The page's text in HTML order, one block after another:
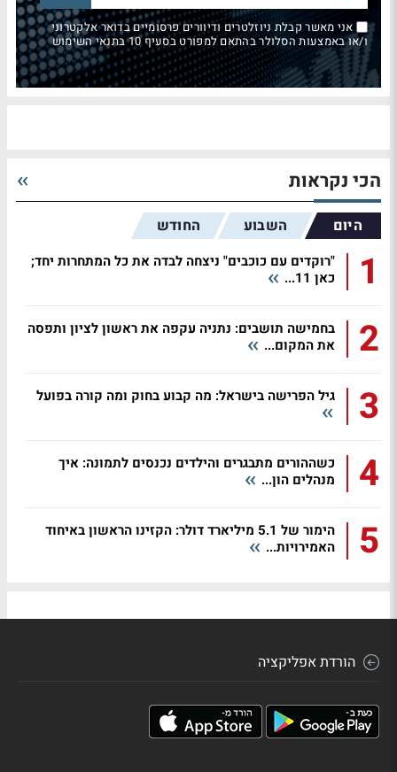
אני מאשר קבלת ניוזלטרים ודיוורים פרסומיים בדואר אלקטרוני
ו/או באמצעות הסלולר בהתאם למפורט בסעיף 10 בתנאי השימוש
הכי נקראות
היום השבוע החודש
1
"רוקדים עם כוכבים" ניצחה לבדה את כל המתחרות יחד;
כאן 11...
2
בחמישה תושבים: נתניה עקפה את ראשון לציון ותפסה
את המקום...
3 גיל הפרישה בישראל: מה קבוע בחוק ומה קורה בפועל
4
כשההורים מתבגרים והילדים נכנסים לתמונה: איך
מנהלים הון...
5
הימור של 5.1 מיליארד דולר: הקזינו הראשון באיחוד
האמירויות...
הורדת אפליקציה